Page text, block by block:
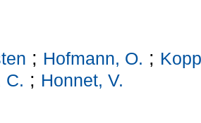
; Hofmann, O. ;
C. ; Honnet, V.